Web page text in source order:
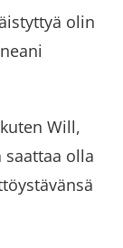
olin
Will,
saattaa olla